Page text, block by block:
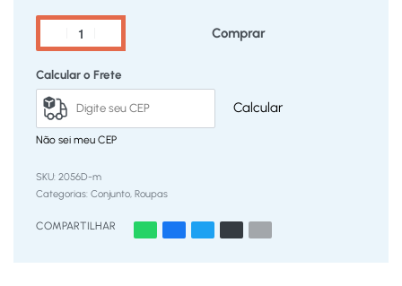
Comprar
Calcular o Frete
Calcular
Não sei meu CEP
2056D-m
Categorias: Conjunto Roupas
COMPARTILHAR